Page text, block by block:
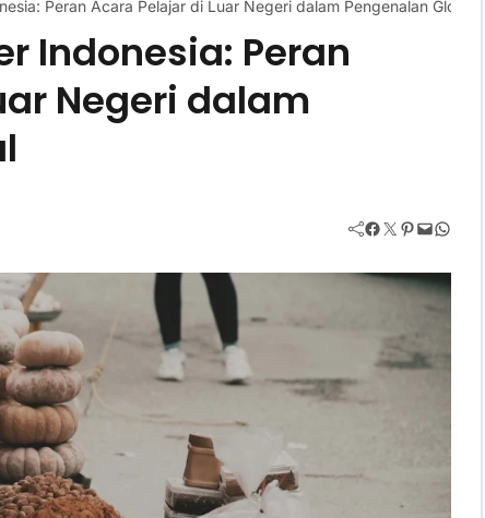
Peran Acara Pelajar di Luar Negeri dalam Pengenalan Global
Indonesia: Peran
Negeri dalam
Facebook Twitter Pinterest Mail WhatsApp